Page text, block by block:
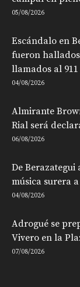
05/08/2026
Escándalo en
fueron
llamados al 911
04/08/2026
Almirante
Rial será
06/08/2026
De
música surera
04/08/2026
Adrogué se
Vivero en la
07/08/2026